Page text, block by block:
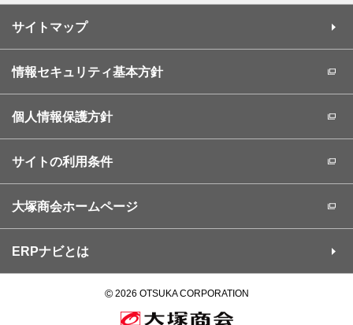
サイトマップ
情報セキュリティ基本方針
個人情報保護方針
サイトの利用条件
大塚商会ホームページ
ERPナビとは
©2026 OTSUKA CORPORATION